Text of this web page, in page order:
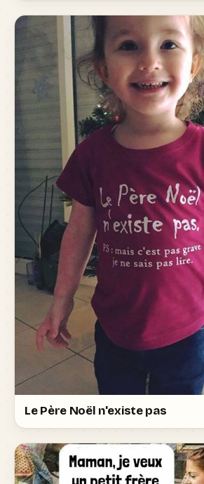
Le Père Noël n'existe pas